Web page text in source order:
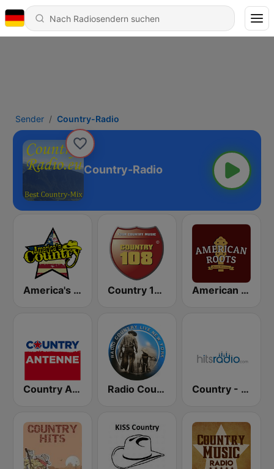
Sender Country-Radio
Country-Radio
America's Country Country 108 American Roots
Country Antenne Radio Country Live Country - Hits Radio